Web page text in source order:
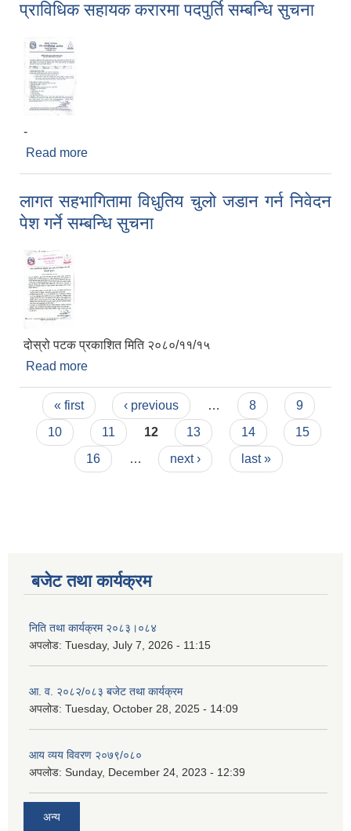
प्राविधिक सहायक करारमा पदपुर्ति सम्बन्धि सुचना
-
Read more
लागत सहभागितामा विधुतिय चुलो जडान गर्न निवेदन
पेश गर्ने सम्बन्धि सुचना
दोस्रो पटक प्रकाशित मिति २०८०/११/१५
Read more
Pages
« first ‹ previous … 8
9
10
11 12 13 14
15
16
… next › last »
बजेट तथा कार्यक्रम
निति तथा कार्यक्रम २०८३।०८४
अपलोड: Tuesday, July 7, 2026 - 11:15
आ. व. २०८२/०८३ बजेट तथा कार्यक्रम
अपलोड: Tuesday, October 28, 2025 - 14:09
आय व्यय विवरण २०७९/०८०
अपलोड: Sunday, December 24, 2023 - 12:39
अन्य